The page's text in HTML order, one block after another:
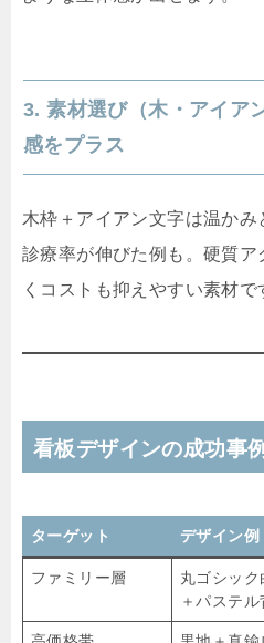
3. 素材選び（木・アイア
感をプラス
木枠＋アイアン文字は温か
診療率が伸びた例も。硬質ア
くコストも抑えやすい素材で
看板デザインの成功事
ターゲット デザイン例
ファミリー層
丸ゴシック
＋パステル